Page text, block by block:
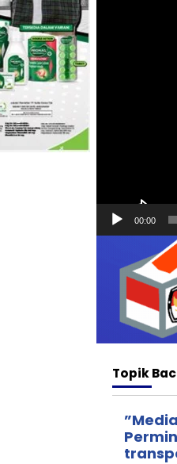
00:00
Topik